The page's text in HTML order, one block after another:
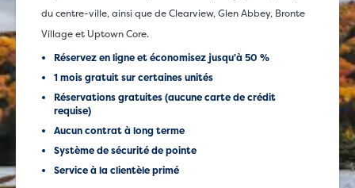
du centre-ville, ainsi que de Clearview, Glen Abbey, Bronte
Village et Uptown Core.
Réservez en ligne et économisez jusqu'à 50 %
1 mois gratuit sur certaines unités
Réservations gratuites (aucune carte de crédit
requise)
Aucun contrat à long terme
Système de sécurité de pointe
Service à la clientèle primé